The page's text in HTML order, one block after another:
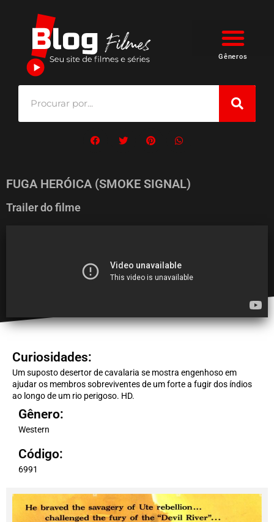
Gêneros
FUGA HERÓICA (SMOKE SIGNAL)
Trailer do filme
Curiosidades:
Um suposto desertor de cavalaria se mostra engenhoso em
ajudar os membros sobreviventes de um forte a fugir dos índios
ao longo de um rio perigoso. HD.
Gênero:
Western
Código:
6991